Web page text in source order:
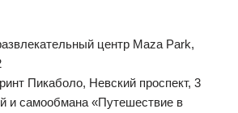
центр Maza Park,
Пикаболо, Невский проспект, 3
и самообмана «Путешествие в